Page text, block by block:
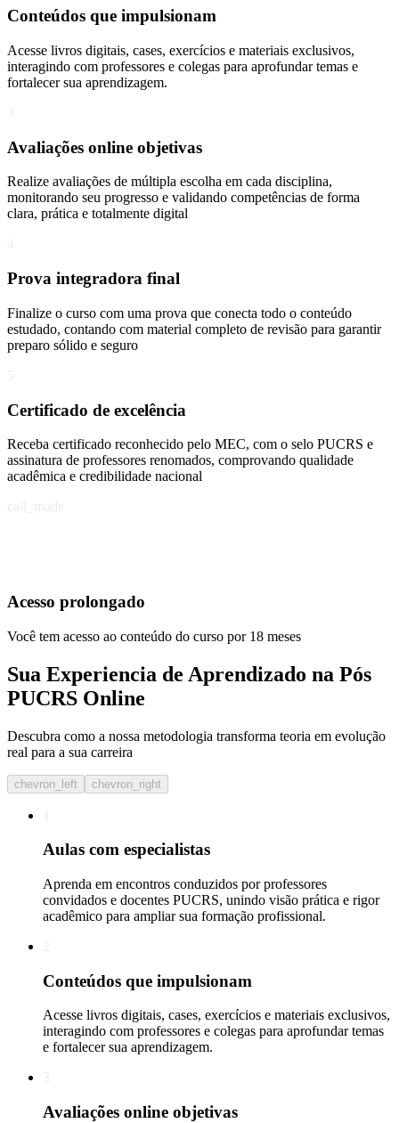
Conteúdos que impulsionam
Acesse livros digitais, cases, exercícios e materiais exclusivos,
interagindo com professores e colegas para aprofundar temas e
fortalecer sua aprendizagem.
Avaliações online objetivas
Realize avaliações de múltipla escolha em cada disciplina,
monitorando seu progresso e validando competências de forma
clara, prática e totalmente digital
Prova integradora final
Finalize o curso com uma prova que conecta todo o conteúdo
estudado, contando com material completo de revisão para garantir
preparo sólido e seguro
Certificado de excelência
Receba certificado reconhecido pelo MEC, com o selo PUCRS e
assinatura de professores renomados, comprovando qualidade
acadêmica e credibilidade nacional
Acesso prolongado
Você tem acesso ao conteúdo do curso por 18 meses
Sua Experiencia de Aprendizado na Pós
PUCRS Online
Descubra como a nossa metodologia transforma teoria em evolução
real para a sua carreira​
chevron_left chevron_right
Aulas com especialistas
Aprenda em encontros conduzidos por professores
convidados e docentes PUCRS, unindo visão prática e rigor
acadêmico para ampliar sua formação profissional.
Conteúdos que impulsionam
Acesse livros digitais, cases, exercícios e materiais exclusivos,
interagindo com professores e colegas para aprofundar temas
e fortalecer sua aprendizagem.
Avaliações online objetivas